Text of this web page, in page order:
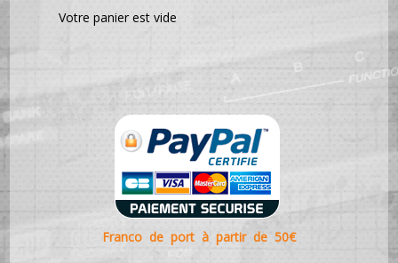
Votre panier est vide
Franco de port à partir de 50€